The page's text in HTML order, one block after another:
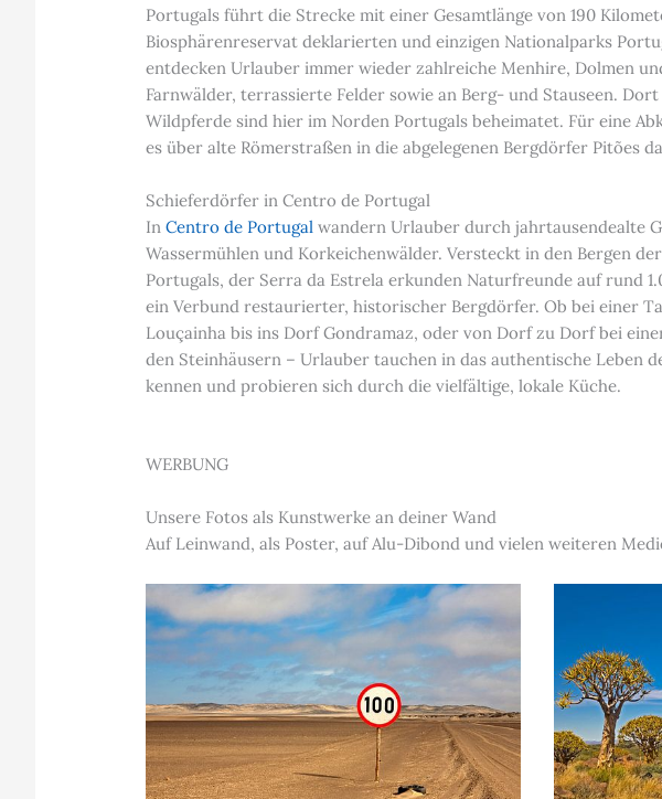
Portugals führt die Strecke mit einer Gesamtlänge von 190
Biosphärenreservat deklarierten und einzigen Nationalparks
entdecken Urlauber immer wieder zahlreiche Menhire, Dolmen
Farnwälder, terrassierte Felder sowie an Berg- und Stauseen.
Wildpferde sind hier im Norden Portugals beheimatet. Für eine
es über alte Römerstraßen in die abgelegenen Bergdörfer Pitões
Schieferdörfer in Centro de Portugal
InCentro de Portugal wandern Urlauber durch jahrtausendealte
Wassermühlen und Korkeichenwälder. Versteckt in den Bergen
Portugals, der Serra da Estrela erkunden Naturfreunde auf rund
ein Verbund restaurierter, historischer Bergdörfer. Ob bei einer
Louçainha bis ins Dorf Gondramaz, oder von Dorf zu Dorf bei
den Steinhäusern – Urlauber tauchen in das authentische
kennen und probieren sich durch die vielfältige, lokale Küche.
WERBUNG
Unsere Fotos als Kunstwerke an deiner Wand
Auf Leinwand, als Poster, auf Alu-Dibond und vielen weiteren